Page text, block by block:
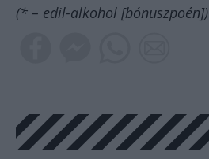
(* – edil-alkohol [bónuszpoén])